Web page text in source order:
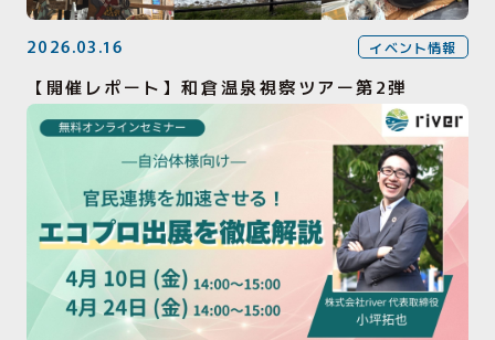
2026.03.16 イベント情報
【開催レポート】和倉温泉視察ツアー第2弾